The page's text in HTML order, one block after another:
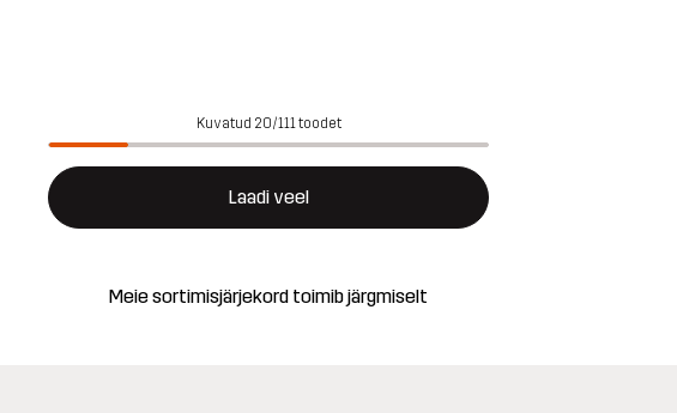
Kuvatud 20/111 toodet
Laadi veel
Meie sortimisjärjekord toimib järgmiselt